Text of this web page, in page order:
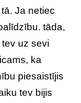
Ja netiec
tāda,
uz sevi
ka
piesaistījis
tev bijis